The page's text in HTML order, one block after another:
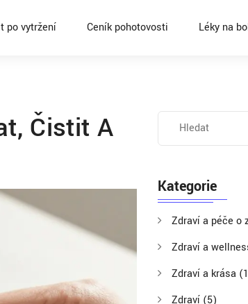
po vytržení Ceník pohotovosti Léky na
Čistit A
Kategorie
Zdraví a péče o
Zdraví a
Zdraví a krása
Zdraví (5)